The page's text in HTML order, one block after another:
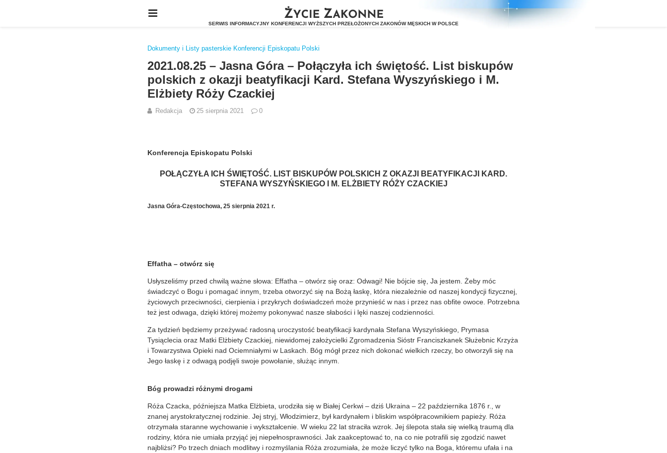
Dokumenty i Listy pasterskie Konferencji Episkopatu Polski
2021.08.25 – Jasna Góra – Połączyła ich świętość. List biskupów
polskich z okazji beatyfikacji Kard. Stefana Wyszyńskiego i M.
Elżbiety Róży Czackiej
Redakcja 25 sierpnia 2021 0
Konferencja Episkopatu Polski
POŁĄCZYŁA ICH ŚWIĘTOŚĆ. LIST BISKUPÓW POLSKICH Z OKAZJI BEATYFIKACJI KARD.
STEFANA WYSZYŃSKIEGO I M. ELŻBIETY RÓŻY CZACKIEJ
Jasna Góra-Częstochowa, 25 sierpnia 2021 r.
Effatha – otwórz się
Usłyszeliśmy przed chwilą ważne słowa: Effatha – otwórz się oraz: Odwagi! Nie bójcie się, Ja jestem. Żeby móc
świadczyć o Bogu i pomagać innym, trzeba otworzyć się na Bożą łaskę, która niezależnie od naszej kondycji fizycznej,
życiowych przeciwności, cierpienia i przykrych doświadczeń może przynieść w nas i przez nas obfite owoce. Potrzebna
też jest odwaga, dzięki której możemy pokonywać nasze słabości i lęki naszej codzienności.
Za tydzień będziemy przeżywać radosną uroczystość beatyfikacji kardynała Stefana Wyszyńskiego, Prymasa
Tysiąclecia oraz Matki Elżbiety Czackiej, niewidomej założycielki Zgromadzenia Sióstr Franciszkanek Służebnic Krzyża
i Towarzystwa Opieki nad Ociemniałymi w Laskach. Bóg mógł przez nich dokonać wielkich rzeczy, bo otworzyli się na
Jego łaskę i z odwagą podjęli swoje powołanie, służąc innym.
Bóg prowadzi różnymi drogami
Róża Czacka, późniejsza Matka Elżbieta, urodziła się w Białej Cerkwi – dziś Ukraina – 22 października 1876 r., w
znanej arystokratycznej rodzinie. Jej stryj, Włodzimierz, był kardynałem i bliskim współpracownikiem papieży. Róża
otrzymała staranne wychowanie i wykształcenie. W wieku 22 lat straciła wzrok. Jej ślepota stała się wielką traumą dla
rodziny, która nie umiała przyjąć jej niepełnosprawności. Jak zaakceptować to, na co nie potrafili się zgodzić nawet
najbliżsi? Po trzech dniach modlitwy i rozmyślania Róża zrozumiała, że może liczyć tylko na Boga, któremu ufała i na